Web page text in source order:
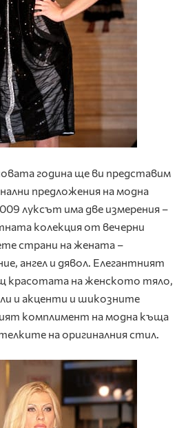
година ще ви представим
предложения на модна
луксът има две измерения –
колекция от вечерни
страни на жената –
ангел и дявол. Елегантният
красотата на женското тяло,
и акценти и шикозните
комплимент на модна къща
на оригиналния стил.